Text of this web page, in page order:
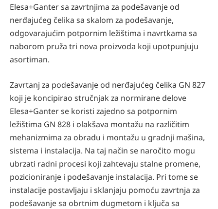
Elesa+Ganter sa zavrtnjima za podešavanje od
nerđajućeg čelika sa skalom za podešavanje,
odgovarajućim potpornim ležištima i navrtkama sa
naborom pruža tri nova proizvoda koji upotpunjuju
asortiman.
Zavrtanj za podešavanje od nerđajućeg čelika GN 827
koji je koncipirao stručnjak za normirane delove
Elesa+Ganter se koristi zajedno sa potpornim
ležištima GN 828 i olakšava montažu na različitim
mehanizmima za obradu i montažu u gradnji mašina,
sistema i instalacija. Na taj način se naročito mogu
ubrzati radni procesi koji zahtevaju stalne promene,
pozicioniranje i podešavanje instalacija. Pri tome se
instalacije postavljaju i sklanjaju pomoću zavrtnja za
podešavanje sa obrtnim dugmetom i ključa sa